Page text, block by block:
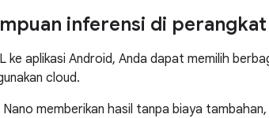
inferensi di perangkat
ke aplikasi Android, Anda dapat memilih
cloud.
memberikan hasil tanpa biaya